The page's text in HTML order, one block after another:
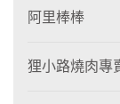
阿里棒棒
狸⼩路燒肉專